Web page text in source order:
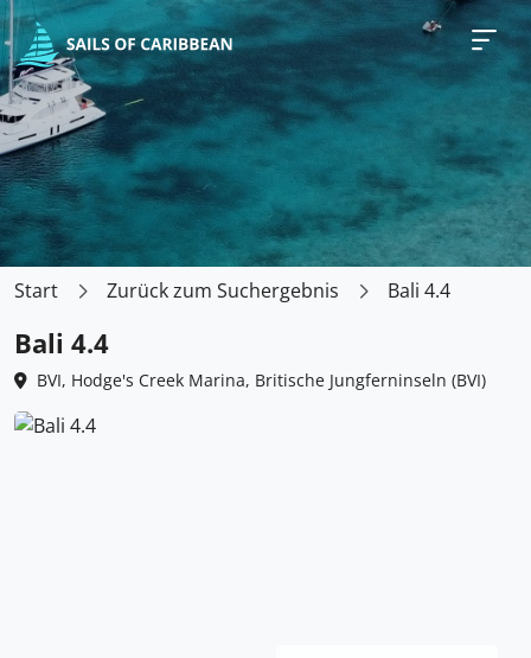
Start Zurück zum Suchergebnis Bali 4.4
Bali 4.4
BVI, Hodge's Creek Marina, Britische Jungferninseln (BVI)